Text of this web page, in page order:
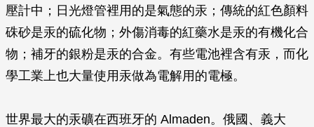
壓計中；日光燈管裡用的是氣態的汞；傳統的紅色顏料
硃砂是汞的硫化物；外傷消毒的紅藥水是汞的有機化合
物；補牙的銀粉是汞的合金。有些電池裡含有汞，而化
學工業上也大量使用汞做為電解用的電極。
世界最大的汞礦在西班牙的 Almaden。俄國、義大